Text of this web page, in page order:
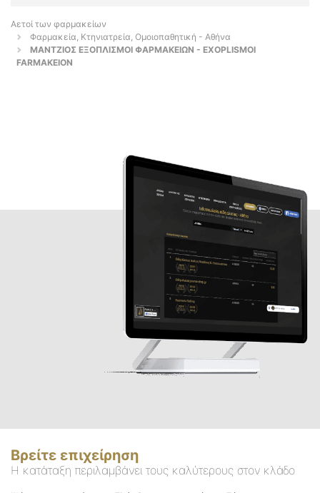
Αετοί των φαρμακείων
Φαρμακεία, Κτηνιατρεία, Ομοιοπαθητική - Αθήνα
ΜΑΝΤΖΙΟΣ ΕΞΟΠΛΙΣΜΟΙ ΦΑΡΜΑΚΕΙΩΝ - EXOPLISMOI
FARMAKEION
Βρείτε επιχείρηση
Η κατάταξη περιλαμβάνει τους καλύτερους στον κλάδο